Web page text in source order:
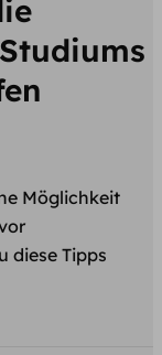
Möglichkeit
diese Tipps